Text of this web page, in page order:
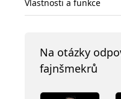
Vlastnosti a funkce
Na otázky
fajnšmekrů